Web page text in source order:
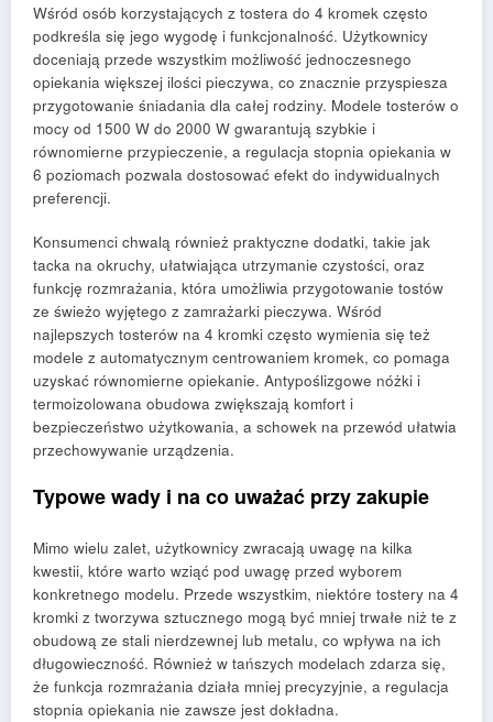
Wśród osób korzystających z tostera do 4 kromek często
podkreśla się jego wygodę i funkcjonalność. Użytkownicy
doceniają przede wszystkim możliwość jednoczesnego
opiekania większej ilości pieczywa, co znacznie przyspiesza
przygotowanie śniadania dla całej rodziny. Modele tosterów o
mocy od 1500 W do 2000 W gwarantują szybkie i
równomierne przypieczenie, a regulacja stopnia opiekania w
6 poziomach pozwala dostosować efekt do indywidualnych
preferencji.
Konsumenci chwalą również praktyczne dodatki, takie jak
tacka na okruchy, ułatwiająca utrzymanie czystości, oraz
funkcję rozmrażania, która umożliwia przygotowanie tostów
ze świeżo wyjętego z zamrażarki pieczywa. Wśród
najlepszych tosterów na 4 kromki często wymienia się też
modele z automatycznym centrowaniem kromek, co pomaga
uzyskać równomierne opiekanie. Antypoślizgowe nóżki i
termoizolowana obudowa zwiększają komfort i
bezpieczeństwo użytkowania, a schowek na przewód ułatwia
przechowywanie urządzenia.
Typowe wady i na co uważać przy zakupie
Mimo wielu zalet, użytkownicy zwracają uwagę na kilka
kwestii, które warto wziąć pod uwagę przed wyborem
konkretnego modelu. Przede wszystkim, niektóre tostery na 4
kromki z tworzywa sztucznego mogą być mniej trwałe niż te z
obudową ze stali nierdzewnej lub metalu, co wpływa na ich
długowieczność. Również w tańszych modelach zdarza się,
że funkcja rozmrażania działa mniej precyzyjnie, a regulacja
stopnia opiekania nie zawsze jest dokładna.